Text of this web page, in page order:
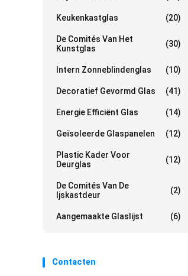
Keukenkastglas (20)
De Comités Van Het
Kunstglas
(30)
Intern Zonneblindenglas (10)
Decoratief Gevormd Glas (41)
Energie Efficiënt Glas (14)
Geïsoleerde Glaspanelen (12)
Plastic Kader Voor
Deurglas
(12)
De Comités Van De
Ijskastdeur
(2)
Aangemaakte Glaslijst (6)
Contacten